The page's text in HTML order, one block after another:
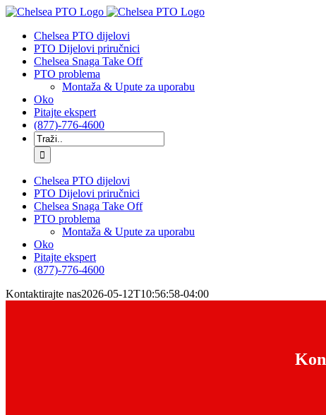
Preskoči
sadržajChelsea PTO dijelovi
PTO Dijelovi priručnici
Chelsea Snaga Take Off
PTO problema
Montaža & Upute za uporabu
Oko
Pitajte ekspert
(877)-776-4600
Traziti:
Chelsea PTO dijelovi
PTO Dijelovi priručnici
Chelsea Snaga Take Off
PTO problema
Montaža & Upute za uporabu
Oko
Pitajte ekspert
(877)-776-4600
Kontaktirajte nas2026-05-12T10:56:58-04:00